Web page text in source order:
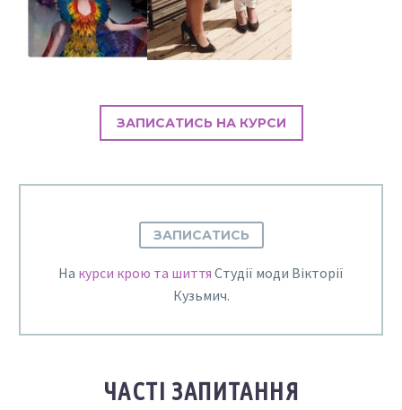
ЗАПИСАТИСЬ НА КУРСИ
ЗАПИСАТИСЬ
На курси крою та шиття Студії моди Вікторії
Кузьмич.
ЧАСТІ ЗАПИТАННЯ